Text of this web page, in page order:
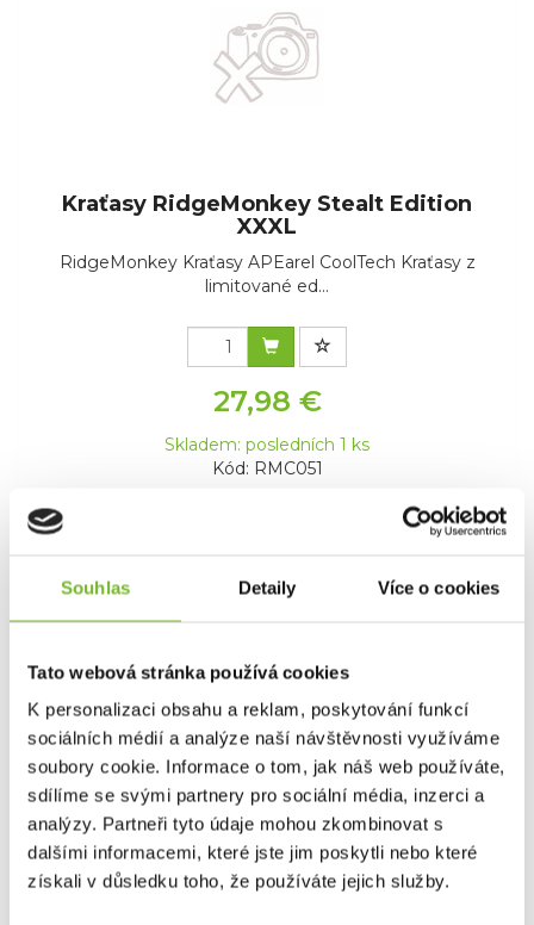
Souhlas Detaily Více o cookies
Tato webová stránka používá cookies
K personalizaci obsahu a reklam, poskytování funkcí
sociálních médií a analýze naší návštěvnosti využíváme
soubory cookie. Informace o tom, jak náš web používáte,
sdílíme se svými partnery pro sociální média, inzerci a
analýzy. Partneři tyto údaje mohou zkombinovat s
dalšími informacemi, které jste jim poskytli nebo které
získali v důsledku toho, že používáte jejich služby.
Kraťasy RidgeMonkey Stealt Edition
XXXL
RidgeMonkey Kraťasy APEarel CoolTech Kraťasy z
limitované ed...
27,98 €
Skladem: posledních 1 ks
Kód: RMC051
Transportní taška Grundéns Gear
Hauler Tote bag 5...
Grundéns Gear Hauler Tote Bag 50LGrundéns Gear
Hauler 50L To...